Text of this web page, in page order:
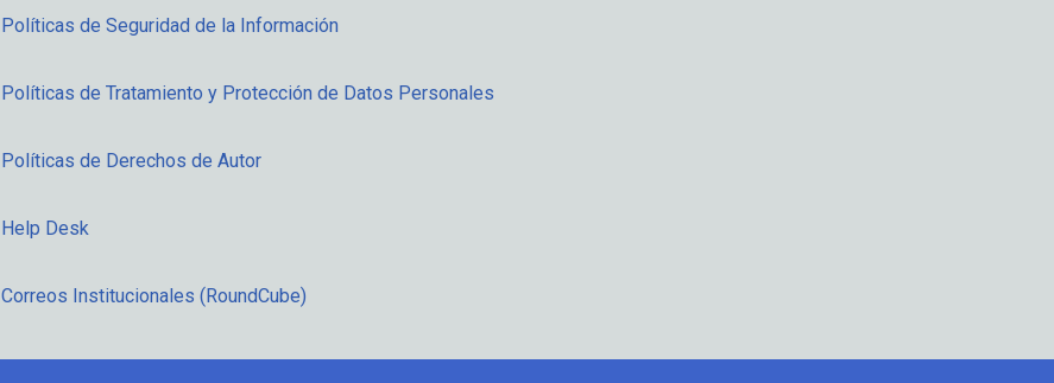
Políticas de Seguridad de la Información
Políticas de Tratamiento y Protección de Datos Personales
Políticas de Derechos de Autor
Help Desk
Correos Institucionales (RoundCube)